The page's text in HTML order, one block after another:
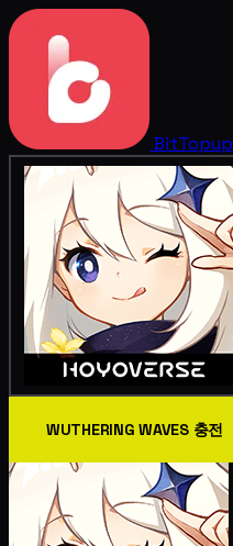
BitTopup
WUTHERING WAVES 충전